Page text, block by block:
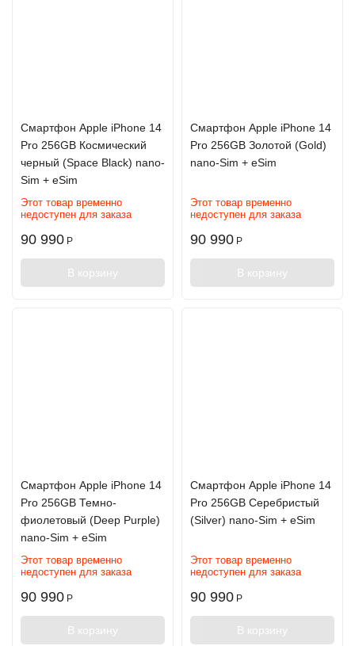
Смартфон Apple iPhone 14
Pro 256GB Космический
черный (Space Black) nano-
Sim + eSim
Этот товар временно
недоступен для заказа
90 990 Р
В корзину
Смартфон Apple iPhone 14
Pro 256GB Золотой (Gold)
nano-Sim + eSim
Этот товар временно
недоступен для заказа
90 990 Р
В корзину
Смартфон Apple iPhone 14
Pro 256GB Темно-
фиолетовый (Deep Purple)
nano-Sim + eSim
Этот товар временно
недоступен для заказа
90 990 Р
В корзину
Смартфон Apple iPhone 14
Pro 256GB Серебристый
(Silver) nano-Sim + eSim
Этот товар временно
недоступен для заказа
90 990 Р
В корзину